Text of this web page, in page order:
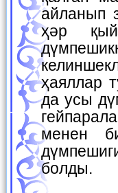
айланып
ҳәр
ҳаяллар
да усы
менен
болды.